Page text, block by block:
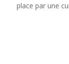
place par une